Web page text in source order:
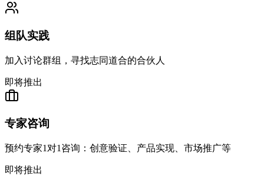
组队实践
加入讨论群组，寻找志同道合的合伙人
即将推出
专家咨询
预约专家1对1咨询：创意验证、产品实现、市场推广等
即将推出